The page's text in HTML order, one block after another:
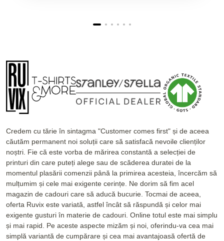
Credem cu tărie în sintagma "Customer comes first" și de aceea
căutăm permanent noi soluții care să satisfacă nevoile clienților
noștri. Fie că este vorba de mărirea constantă a selecției de
printuri din care puteți alege sau de scăderea duratei de la
momentul plasării comenzii până la primirea acesteia, încercăm să
mulțumim și cele mai exigente cerințe. Ne dorim să fim acel
magazin de cadouri care să aducă bucurie. Tocmai de aceea,
oferta Ruvix este variată, astfel încât să răspundă și celor mai
exigente gusturi în materie de cadouri. Online totul este mai simplu
și mai rapid. Pe aceste aspecte mizăm și noi, oferindu-va cea mai
simplă variantă de cumpărare și cea mai avantajoasă ofertă de